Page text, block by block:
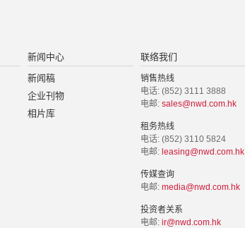
新闻中心
新闻稿
企业刊物
相片库
联络我们
销售热线
电话: (852) 3111 3888
电邮: sales@nwd.com.hk
租务热线
电话: (852) 3110 5824
电邮: leasing@nwd.com.hk
传媒查询
电邮: media@nwd.com.hk
投资者关系
电邮: ir@nwd.com.hk